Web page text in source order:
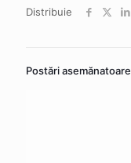
Distribuie
Postări asemănatoare